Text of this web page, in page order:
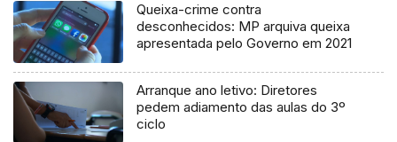
Queixa-crime contra
desconhecidos: MP arquiva queixa
apresentada pelo Governo em 2021
Arranque ano letivo: Diretores
pedem adiamento das aulas do 3º
ciclo